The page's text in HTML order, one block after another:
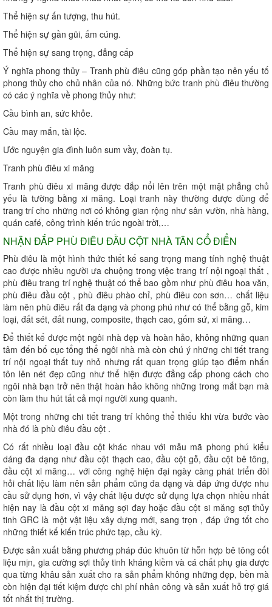
Thể hiện sự ấn tượng, thu hút.
Thể hiện sự gần gũi, ấm cúng.
Thể hiện sự sang trọng, đẳng cấp
Ý nghĩa phong thủy – Tranh phù điêu cũng góp phần tạo nên yếu tố
phong thủy cho chủ nhân của nó. Những bức tranh phù điêu thường
có các ý nghĩa về phong thủy như:
Cầu bình an, sức khỏe.
Cầu may mắn, tài lộc.
Ước nguyện gia đình luôn sum vầy, đoàn tụ.
Tranh phù điêu xi măng
Tranh phù điêu xi măng được đắp nổi lên trên một mặt phẳng chủ
yếu là tường bằng xi măng. Loại tranh này thường được dùng để
trang trí cho những nơi có không gian rộng như sân vườn, nhà hàng,
quán café, công trình kiến trúc ngoài trời,…
NHẬN ĐẮP PHÙ ĐIÊU ĐẦU CỘT NHÀ TÂN CỔ ĐIỂN
Phù điêu là một hình thức thiết kế sang trọng mang tính nghệ thuật
cao được nhiều người ưa chuộng trong việc trang trí nội ngoại thất ,
phù điêu trang trí nghệ thuật có thể bao gồm như phù điêu hoa văn,
phù điêu đầu cột , phù điêu phào chỉ, phù điêu con sơn… chất liệu
làm nên phù điêu rất đa dạng và phong phú như có thể bằng gỗ, kim
loại, đất sét, đất nung, composite, thạch cao, gốm sứ, xi măng…
Để thiết kế được một ngôi nhà đẹp và hoàn hảo, không những quan
tâm đến bố cục tổng thể ngôi nhà mà còn chú ý những chi tiết trang
trí nội ngoại thất tuy nhỏ nhưng rất quan trọng giúp tạo điểm nhấn
tôn lên nét đẹp cũng như thể hiện được đẳng cấp phong cách cho
ngôi nhà bạn trở nên thật hoàn hảo không những trong mắt bạn mà
còn làm thu hút tất cả mọi người xung quanh.
Một trong những chi tiết trang trí không thể thiếu khi vừa bước vào
nhà đó là phù điêu đầu cột .
Có rất nhiều loại đầu cột khác nhau với mẫu mã phong phú kiểu
dáng đa dạng như đầu cột thạch cao, đầu cột gỗ, đầu cột bê tông,
đầu cột xi măng… với công nghệ hiện đại ngày càng phát triển đòi
hỏi chất liệu làm nên sản phẩm cũng đa dạng và đáp ứng được nhu
cầu sử dụng hơn, vì vậy chất liệu được sử dụng lựa chọn nhiều nhất
hiện nay là đầu cột xi măng sợi đay hoặc đầu cột si măng sợi thủy
tinh GRC là một vật liệu xây dựng mới, sang trọn , đáp ứng tốt cho
những thiết kế kiến trúc phức tạp, cầu kỳ.
Được sản xuất bằng phương pháp đúc khuôn từ hỗn hợp bê tông cốt
liệu mịn, gia cường sợi thủy tinh kháng kiềm và cá chất phụ gia được
qua từng khâu sản xuất cho ra sản phẩm không những đẹp, bền mà
còn hiện đại tiết kiệm được chi phí nhân công và sản xuất hỗ trợ giá
tốt nhất thị trường.